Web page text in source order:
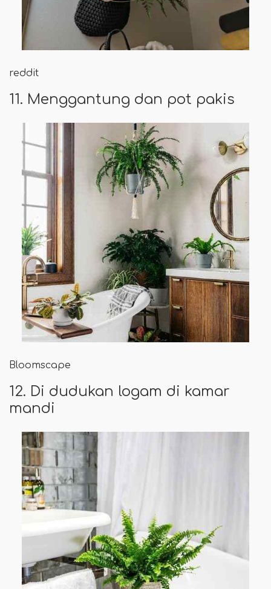
reddit
11. Menggantung dan pot pakis
Bloomscape
12. Di dudukan logam di kamar
mandi